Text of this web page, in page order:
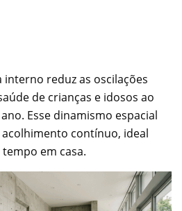
reduz as oscilações
de crianças e idosos ao
Esse dinamismo espacial
contínuo, ideal
em casa.